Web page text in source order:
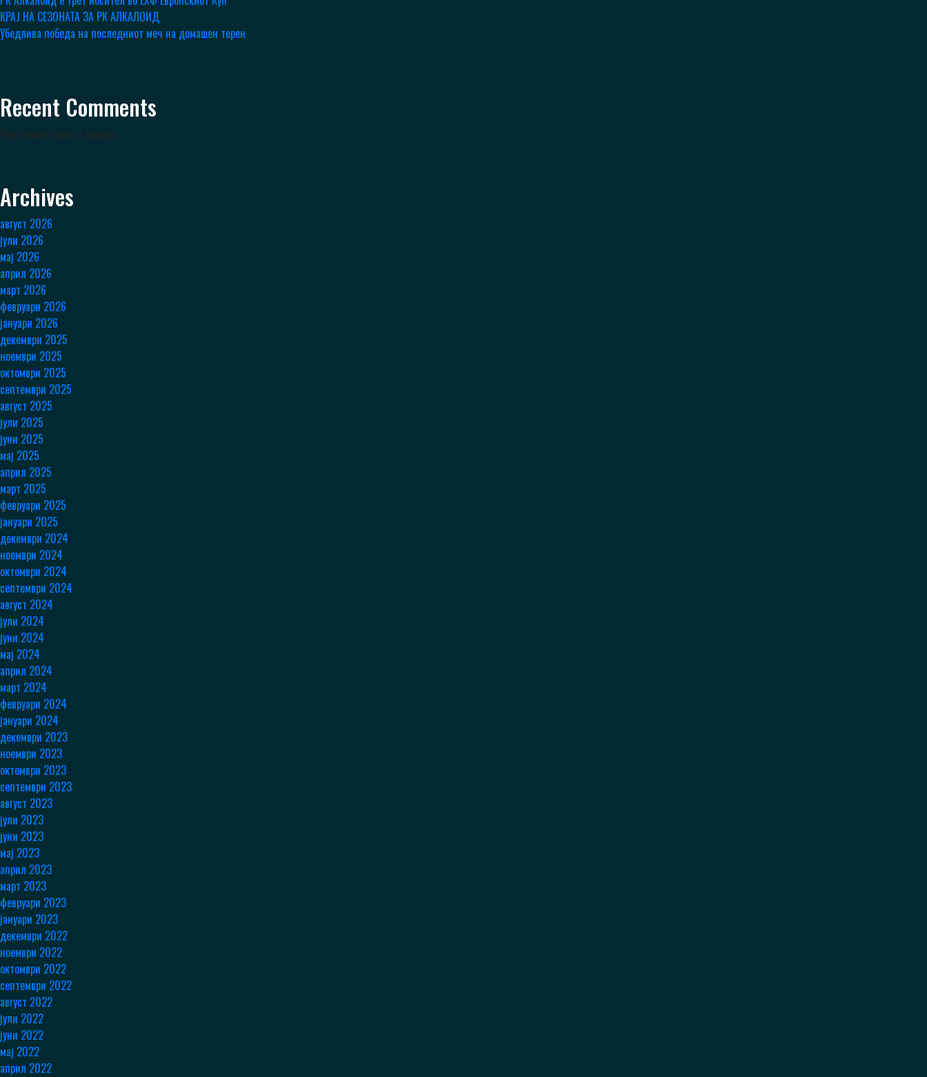
КРАЈ НА СЕЗОНАТА ЗА РК АЛКАЛОИД
Убедлива победа на последниот меч на домашен терен
Recent Comments
Нема коментари за приказ.
Archives
август 2026
јули 2026
мај 2026
април 2026
март 2026
февруари 2026
јануари 2026
декември 2025
ноември 2025
октомври 2025
септември 2025
август 2025
јули 2025
јуни 2025
мај 2025
април 2025
март 2025
февруари 2025
јануари 2025
декември 2024
ноември 2024
октомври 2024
септември 2024
август 2024
јули 2024
јуни 2024
мај 2024
април 2024
март 2024
февруари 2024
јануари 2024
декември 2023
ноември 2023
октомври 2023
септември 2023
август 2023
јули 2023
јуни 2023
мај 2023
април 2023
март 2023
февруари 2023
јануари 2023
декември 2022
ноември 2022
октомври 2022
септември 2022
август 2022
јули 2022
јуни 2022
мај 2022
април 2022